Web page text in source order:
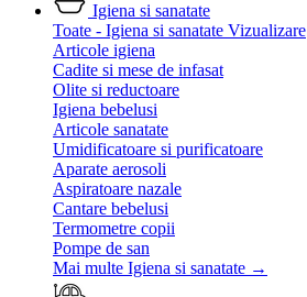
Igiena si sanatate
Toate - Igiena si sanatate Vizualizare
Articole igiena
Cadite si mese de infasat
Olite si reductoare
Igiena bebelusi
Articole sanatate
Umidificatoare si purificatoare
Aparate aerosoli
Aspiratoare nazale
Cantare bebelusi
Termometre copii
Pompe de san
Mai multe Igiena si sanatate →